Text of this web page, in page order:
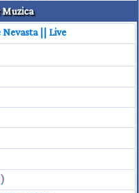
Muzica
Nevasta || Live
)